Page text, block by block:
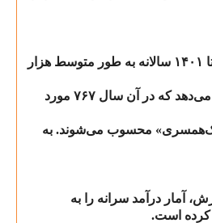
۱۴۰۱ سالانه به طور متوسط هزار
که در آن سال ۷۶۷ مورد
محسوب می‌شوند. به
آمار درآمد سرانه را به
کرده است.